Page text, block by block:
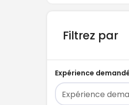
Filtrez par
Expérience
Expérience